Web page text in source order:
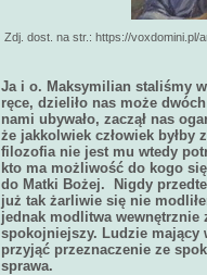
Zdj. dost. na str.: https://
Ja i o. Maksymilian staliśmy
ręce, dzieliło nas może
nami ubywało, zaczął nas
że jakkolwiek człowiek byłby
filozofia nie jest mu wtedy
kto ma możliwość do kogo
do Matki Bożej.
Nigdy
już tak żarliwie się nie
jednak modlitwa wewnętrznie
spokojniejszy. Ludzie mający
przyjąć przeznaczenie ze
sprawa.